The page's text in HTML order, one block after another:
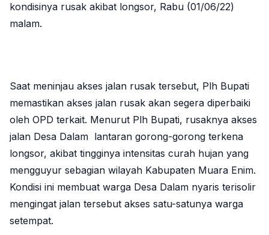
kondisinya rusak akibat longsor, Rabu (01/06/22)
malam.
Saat meninjau akses jalan rusak tersebut, Plh Bupati
memastikan akses jalan rusak akan segera diperbaiki
oleh OPD terkait. Menurut Plh Bupati, rusaknya akses
jalan Desa Dalam lantaran gorong-gorong terkena
longsor, akibat tingginya intensitas curah hujan yang
mengguyur sebagian wilayah Kabupaten Muara Enim.
Kondisi ini membuat warga Desa Dalam nyaris terisolir
mengingat jalan tersebut akses satu-satunya warga
setempat.